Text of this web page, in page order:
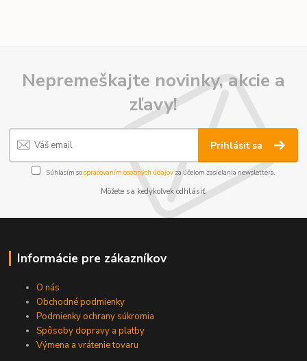
Nepremeškajte novinky, akcie a
zľavy!
Prihlásiť sa
Súhlasím sospracovaním osobných údajov za účelom zasielania newslettera.
Môžete sa kedykoľvek odhlásiť.
Informácie pre zákazníkov
O nás
Obchodné podmienky
Podmienky ochrany súkromia
Spôsoby dopravy a platby
Výmena a vrátenie tovaru